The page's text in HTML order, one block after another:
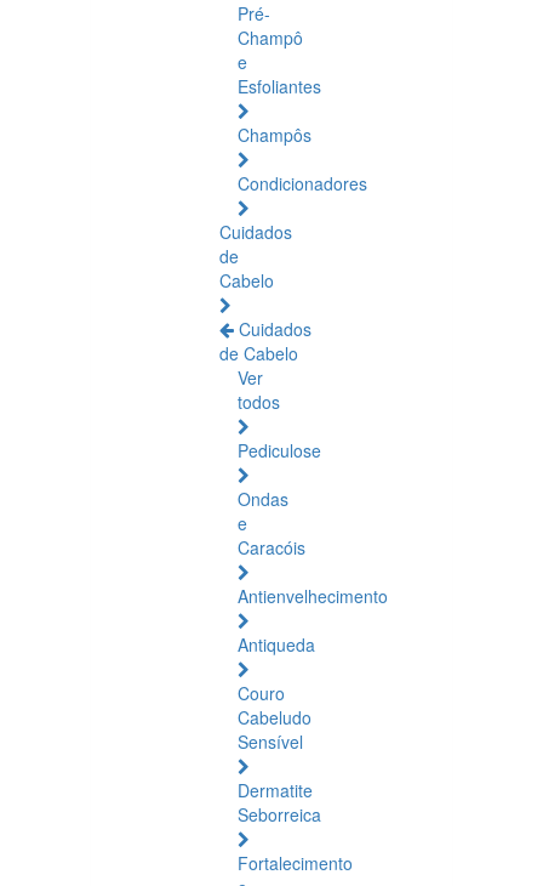
Pré-
Champô
e
Esfoliantes
Champôs
Condicionadores
Cuidados
de
Cabelo
Cuidados
de Cabelo
Ver
todos
Pediculose
Ondas
e
Caracóis
Antienvelhecimento
Antiqueda
Couro
Cabeludo
Sensível
Dermatite
Seborreica
Fortalecimento